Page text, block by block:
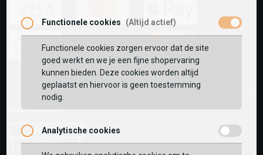
visa
fashion-
cheque
vvv-
giftcard
Onze winkels:
Functionele cookies (Altijd actief)
Functionele cookies zorgen ervoor dat de site
goed werkt en we je een fijne shopervaring
kunnen bieden. Deze cookies worden altijd
geplaatst en hiervoor is geen toestemming
nodig.
Analytische cookies